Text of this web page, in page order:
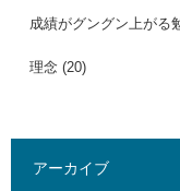
成績がグングン上がる
理念 (20)
アーカイブ